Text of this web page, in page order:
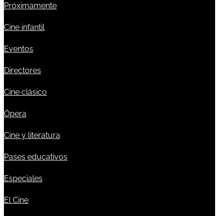
Próximamente
Cine infantil
Eventos
Directores
Cine clásico
Ópera
Cine y literatura
Pases educativos
Especiales
El Cine